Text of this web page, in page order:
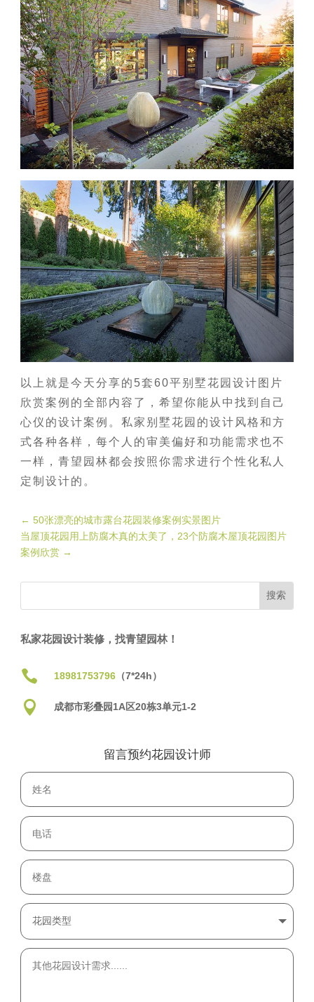
以上就是今天分享的5套60平别墅花园设计图片
欣赏案例的全部内容了，希望你能从中找到自己
心仪的设计案例。私家别墅花园的设计风格和方
式各种各样，每个人的审美偏好和功能需求也不
一样，青望园林都会按照你需求进行个性化私人
定制设计的。
←50张漂亮的城市露台花园装修案例实景图片
当屋顶花园用上防腐木真的太美了，23个防腐木屋顶花园图片
案例欣赏 →
私家花园设计装修，找青望园林！
 18981753796（7*24h）
 成都市彩叠园1A区20栋3单元1-2
留言预约花园设计师